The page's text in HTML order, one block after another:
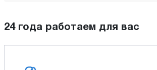
24 года работаем для вас